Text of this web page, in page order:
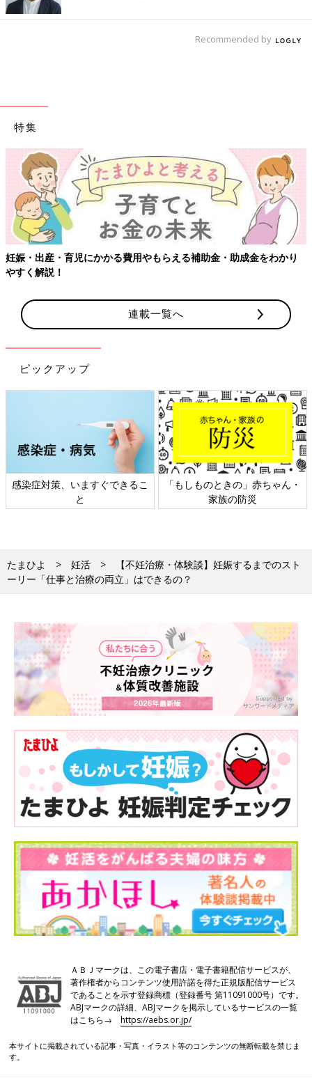
Recommended by
特集
妊娠・出産・育児にかかる費用やもらえる補助金・助成金をわかり
やすく解説！
連載一覧へ
ピックアップ
感染症対策、いますぐできるこ
と
「もしものときの」赤ちゃん・
家族の防災
たまひよ 妊活
【不妊治療・体験談】妊娠するまでのスト
ーリー「仕事と治療の両立」はできるの？
ＡＢＪマークは、この電子書店・電子書籍配信サービスが、
著作権者からコンテンツ使用許諾を得た正規版配信サービス
であることを示す登録商標（登録番号 第11091000号）です。
ABJマークの詳細、ABJマークを掲示しているサービスの一覧
はこちら→https://aebs.or.jp/
本サイトに掲載されている記事・写真・イラスト等のコンテンツの無断転載を禁じま
す。